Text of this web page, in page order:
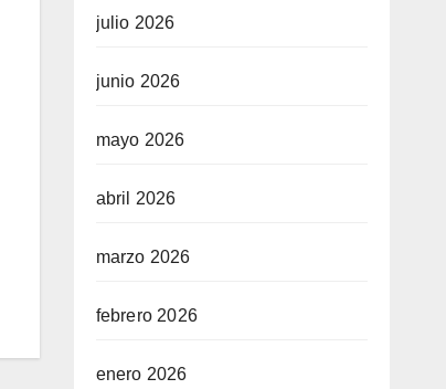
julio 2026
junio 2026
mayo 2026
abril 2026
marzo 2026
febrero 2026
enero 2026